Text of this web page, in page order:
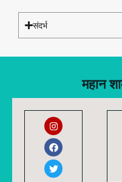
संदर्भ
महान